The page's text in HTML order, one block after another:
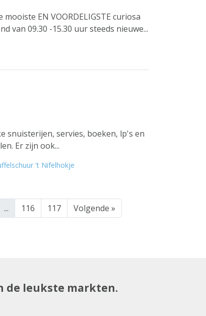
mooiste EN VOORDELIGSTE curiosa
van 09.30 -15.30 uur steeds nieuwe...
snuisterijen, servies, boeken, lp's en
Er zijn ook...
't Nifelhokje
... 116 117 Volgende »
de leukste markten.